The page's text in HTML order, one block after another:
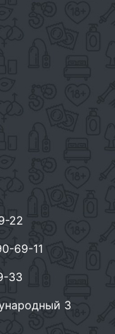
22
69-11
33
3